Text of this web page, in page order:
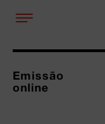
Emissão
online